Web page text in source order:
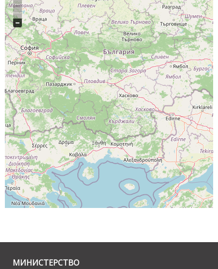
МИНИСТЕРСТВО